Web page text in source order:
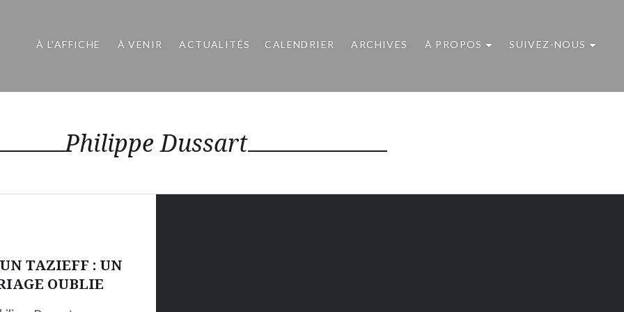
À L’AFFICHE À VENIR ACTUALITÉS CALENDRIER ARCHIVES À PROPOS SUIVEZ-NOUS
Philippe Dussart
TAZIEFF : UN
OUBLIE